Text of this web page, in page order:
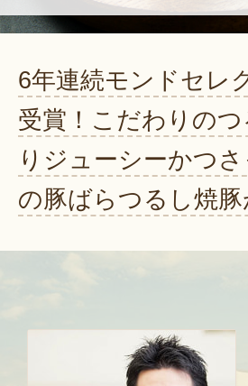
6年連続モンドセレ
受賞！こだわりの
りジューシーかつ
の豚ばらつるし焼豚